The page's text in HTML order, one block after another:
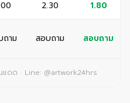
2.30 1.80
ถาม สอบถาม สอบถาม
ดด · Line: @artwork24hrs